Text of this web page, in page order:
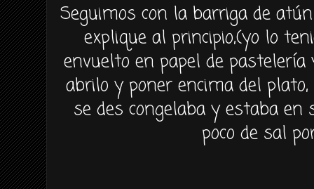
Seguimos con la barriga de atún
explique al principio,(yo lo
envuelto en papel de pastelería
abrilo y poner encima del
sedes congelaba y estaba en
poco de sal